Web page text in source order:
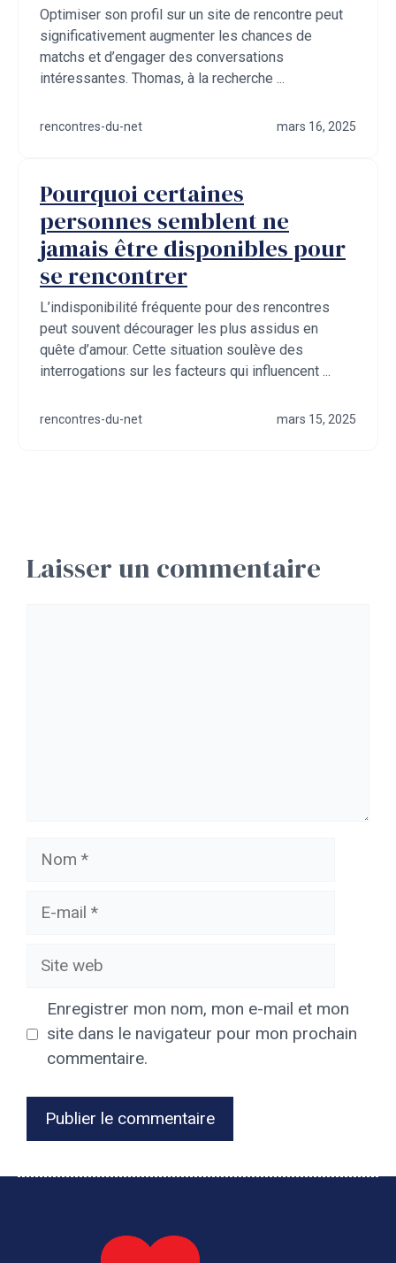
Optimiser son profil sur un site de rencontre peut
significativement augmenter les chances de
matchs et d’engager des conversations
intéressantes. Thomas, à la recherche ...
rencontres-du-net mars 16, 2025
Pourquoi certaines
personnes semblent ne
jamais être disponibles pour
se rencontrer
L’indisponibilité fréquente pour des rencontres
peut souvent décourager les plus assidus en
quête d’amour. Cette situation soulève des
interrogations sur les facteurs qui influencent ...
rencontres-du-net mars 15, 2025
Laisser un commentaire
Nom
Site
Enregistrer mon nom, mon e-mail et mon
site dans le navigateur pour mon prochain
commentaire.